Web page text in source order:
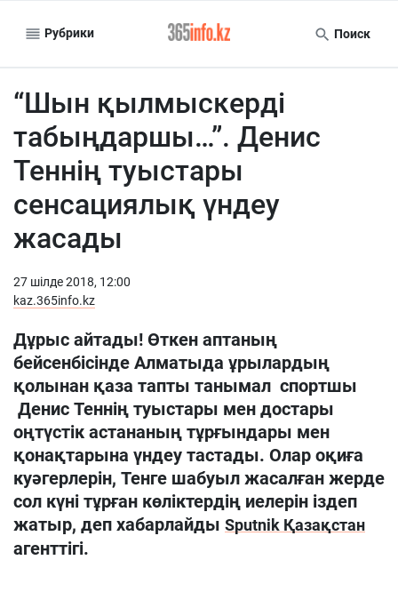
Рубрики Поиск
“Шын қылмыскерді
табыңдаршы…”. Денис
Теннің туыстары
сенсациялық үндеу
жасады
27 шiлде 2018, 12:00
kaz.365info.kz
Дұрыс айтады! Өткен аптаның
бейсенбісінде Алматыда ұрылардың
қолынан қаза тапты танымал спортшы
Денис Теннің туыстары мен достары
оңтүстік астананың тұрғындары мен
қонақтарына үндеу тастады. Олар оқиға
куәгерлерін, Тенге шабуыл жасалған жерде
сол күні тұрған көліктердің иелерін іздеп
жатыр, деп хабарлайды Sputnik Қазақстан
агенттігі.